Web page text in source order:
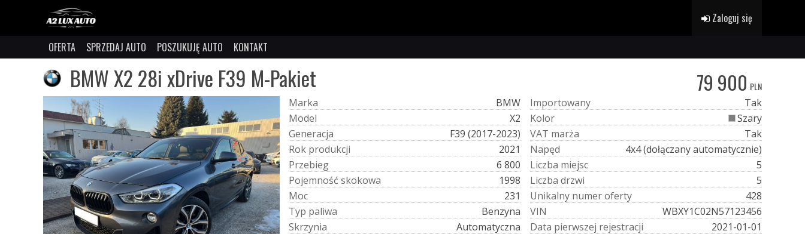
Zaloguj się
OFERTA SPRZEDAJ AUTO POSZUKUJĘ AUTO KONTAKT
BMW X2 28i xDrive F39 M-Pakiet 79 900 PLN
Marka
BMW
Model
X2
Generacja
F39 (2017-2023)
Rok produkcji
2021
Przebieg
6 800
Pojemność skokowa
1998
Moc
231
Typ paliwa
Benzyna
Skrzynia
Automatyczna
Importowany
Tak
Kolor
Szary
VAT marża
Tak
Napęd
4x4 (dołączany automatycznie)
Liczba miejsc
5
Liczba drzwi
5
Unikalny numeroferty
428
VIN
WBXY1C02N57123456
Data pierwszej rejestracji 2021-01-01